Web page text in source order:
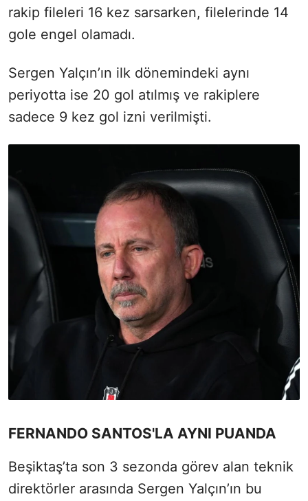
rakip fileleri 16 kez sarsarken, filelerinde 14
gole engel olamadı.
Sergen Yalçın’ın ilk dönemindeki aynı
periyotta ise 20 gol atılmış ve rakiplere
sadece 9 kez gol izni verilmişti.
FERNANDO SANTOS'LA AYNI PUANDA
Beşiktaş’ta son 3 sezonda görev alan teknik
direktörler arasında Sergen Yalçın’ın bu